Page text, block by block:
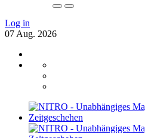
Log in
07 Aug. 2026